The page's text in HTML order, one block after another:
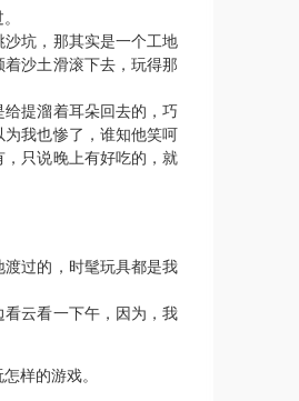
坑，那其实是一个工地
沙土滑滚下去，玩得那
提溜着耳朵回去的，巧
我也惨了，谁知他笑呵
只说晚上有好吃的，就
过的，时髦玩具都是我
云看一下午，因为，我
样的游戏。